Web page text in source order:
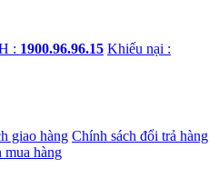
: 1900.96.96.15 Khiếu nại :
giao hàng Chính sách đổi trả hàng
mua hàng